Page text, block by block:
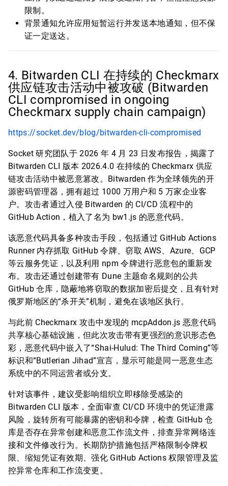
限制。
背景通知允许应用短暂运行并发送本地通知，但不保
证一定送达。
4. Bitwarden CLI 在持续的 Checkmarx
供应链攻击活动中被攻破 (Bitwarden
CLI compromised in ongoing
Checkmarx supply chain campaign)
https://socket.dev/blog/bitwarden-cli-compromised
Socket 研究团队于 2026 年 4 月 23 日发布报告，揭露了
Bitwarden CLI 版本 2026.4.0 在持续的 Checkmarx 供应
链攻击活动中被恶意篡改。Bitwarden 作为全球领先的开
源密码管理器，拥有超过 1000 万用户和 5 万家企业客
户。攻击者通过入侵 Bitwarden 的 CI/CD 流程中的
GitHub Action，植入了名为 bw1.js 的恶意代码。
该恶意代码具备多种攻击手段，包括通过 GitHub Actions
Runner 内存抓取 GitHub 令牌、窃取 AWS、Azure、GCP
等云服务凭证，以及利用 npm 令牌进行恶意包的重新发
布。攻击还通过创建带有 Dune 主题命名规则的公共
GitHub 仓库，隐蔽地将窃取的数据加密后提交，且有针对
俄罗斯地区的“杀开关”机制，避免在该地区执行。
与此前 Checkmarx 攻击中发现的 mcpAddon.js 恶意代码
共享核心基础设施，但此次攻击带有更强烈的意识形态色
彩，恶意代码中嵌入了“Shai-Hulud: The Third Coming”等
标识和“Butlerian Jihad”宣言，显示可能是同一恶意生态
系统中的不同运营者或分支。
针对该事件，建议受影响组织立即移除受感染的
Bitwarden CLI 版本，全面审查 CI/CD 环境中的凭证泄露
风险，旋转所有可能暴露的密钥和令牌，检查 GitHub 仓
库是否存在异常创建和恶意工作流文件，排查异常网络连
接和文件修改行为。长期防护措施包括严格限制令牌权
限、缩短凭证有效期、强化 GitHub Actions 权限管理及监
控异常仓库和工作流变更。